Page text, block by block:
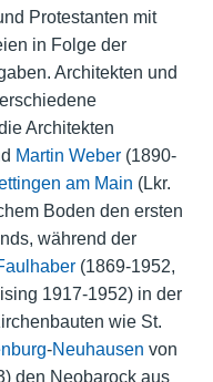
Protestanten mit
in Folge der
Architekten und
Architekten
Martin Weber(1890-
am Main (Lkr.
Boden den ersten
während der
(1869-1952,
1917-1952) in der
wie St.
-Neuhausen von
den Neobarock aus